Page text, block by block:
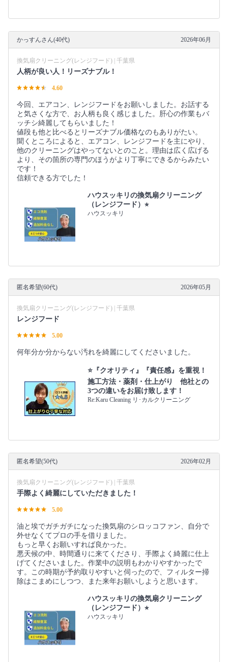
かっすんさん(40代) 2026年06月
換気扇クリーニング(レンジフード) | 千葉県
人柄が良い人！リーズナブル！
4.60
今回、エアコン、レンジフードをお願いしました。お話する
と気さくな方で、お人柄も良く感じました。肝心の作業もバ
ッチシ綺麗してもらいました！
値段も他と比べるとリーズナブル価格なのもありがたい。
聞くところによると、エアコン、レンジフードを主にやり、
他のクリーニングはやってないとのこと。理由は広く広げる
より、その箇所の専門のほうがより丁寧にできるからみたい
です！
信頼できる方でした！
ハウスッキリの換気扇クリーニング
（レンジフード）⭐︎
ハウスッキリ
匿名希望(60代) 2026年05月
換気扇クリーニング(レンジフード) | 千葉県
レンジフード
5.00
何年分か分からない汚れを綺麗にしてくださいました。
⭐『クオリティ』『責任感』を重視！
施工方法・薬剤・仕上がり 他社との
3つの違いをお届け致します！
Re:Karu Cleaning リ･カルクリーニング
匿名希望(50代) 2026年02月
換気扇クリーニング(レンジフード) | 千葉県
手際よく綺麗にしていただきました！
5.00
油と埃でガチガチになった換気扇のシロッコファン、自分で
外せなくてプロの手を借りました。
もっと早くお願いすれば良かった。
悪天候の中、時間通りに来てくださり、手際よく綺麗に仕上
げてくださいました。作業中の説明もわかりやすかったで
す。この時期が予約取りやすいと伺ったので、フィルター掃
除はこまめにしつつ、また来年お願いしようと思います。
ハウスッキリの換気扇クリーニング
（レンジフード）⭐︎
ハウスッキリ